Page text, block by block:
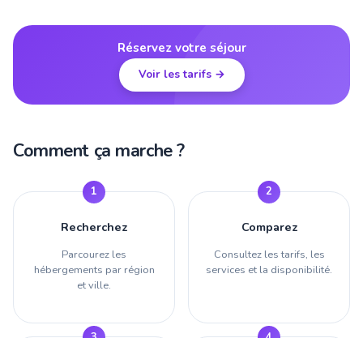
Réservez votre séjour
Voir les tarifs →
Comment ça marche ?
Recherchez
Parcourez les
hébergements par région
et ville.
Comparez
Consultez les tarifs, les
services et la disponibilité.